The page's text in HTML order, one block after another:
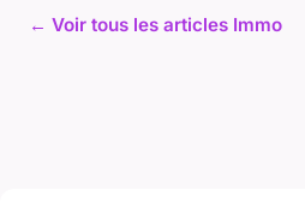
← Voir tous les articles Immo